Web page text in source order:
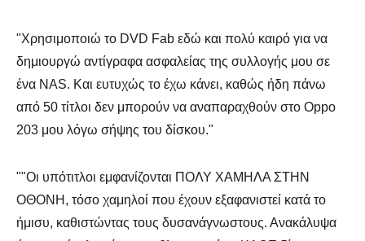
"Χρησιμοποιώ το DVD Fab εδώ και πολύ καιρό για να
δημιουργώ αντίγραφα ασφαλείας της συλλογής μου σε
ένα NAS. Και ευτυχώς το έχω κάνει, καθώς ήδη πάνω
από 50 τίτλοι δεν μπορούν να αναπαραχθούν στο Oppo
203 μου λόγω σήψης του δίσκου."
""Οι υπότιτλοι εμφανίζονται ΠΟΛΥ ΧΑΜΗΛΑ ΣΤΗΝ
ΟΘΟΝΗ, τόσο χαμηλοί που έχουν εξαφανιστεί κατά το
ήμισυ, καθιστώντας τους δυσανάγνωστους. Ανακάλυψα